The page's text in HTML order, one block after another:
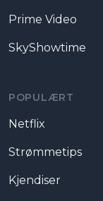
Prime Video
SkyShowtime
POPULÆRT
Netflix
Strømmetips
Kjendiser